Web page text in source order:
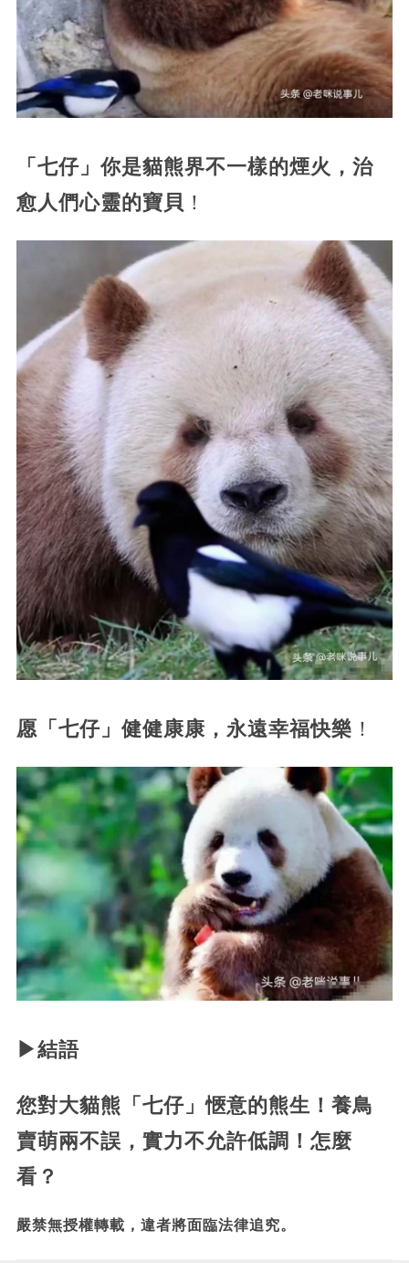
「七仔」你是貓熊界不一樣的煙火，治
愈人們心靈的寶貝 ！
愿「七仔」健健康康，永遠幸福快樂 ！
▶結語
您對大貓熊「七仔」愜意的熊生！養鳥
賣萌兩不誤，實力不允許低調！怎麼
看？
嚴禁無授權轉載，違者將面臨法律追究。